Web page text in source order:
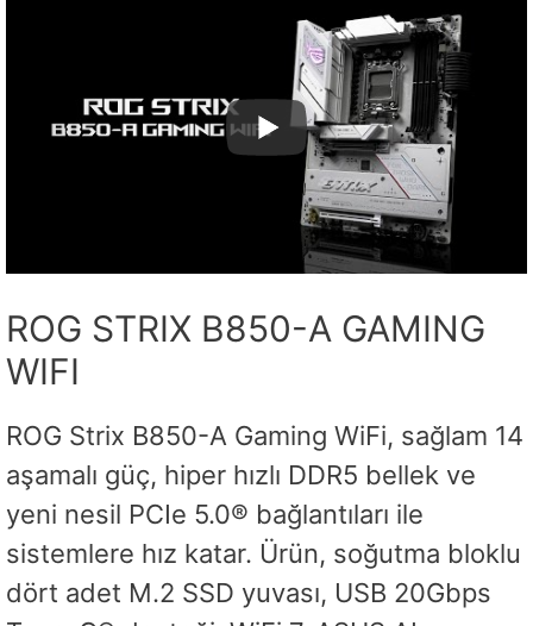
ROG STRIX B850-A GAMING
WIFI
ROG Strix B850-A Gaming WiFi, sağlam 14
aşamalı güç, hiper hızlı DDR5 bellek ve
yeni nesil PCIe 5.0® bağlantıları ile
sistemlere hız katar. Ürün, soğutma bloklu
dört adet M.2 SSD yuvası, USB 20Gbps